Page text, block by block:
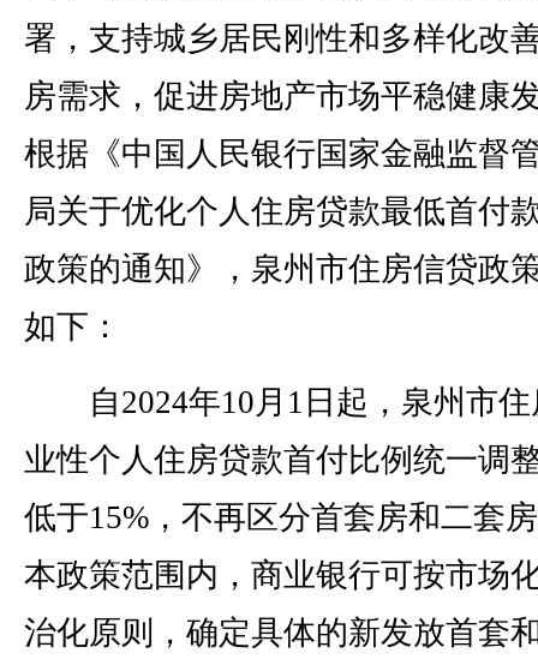
署，支持城乡居民刚性和多样化改
房需求，促进房地产市场平稳健康
根据《中国人民银行国家金融监督
局关于优化个人住房贷款最低首付
政策的通知》，泉州市住房信贷政
如下：
自2024年10月1日起，泉州市住
业性个人住房贷款首付比例统一调
低于15%，不再区分首套房和二套
本政策范围内，商业银行可按市场
治化原则，确定具体的新发放首套